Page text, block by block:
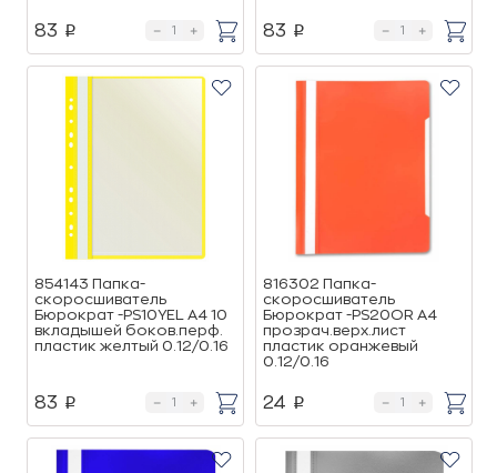
83 p 83 p
854143 Папка-
скоросшиватель
Бюрократ -PS10YEL A4 10
вкладышей боков.перф.
пластик желтый 0.12/0.16
83 p
816302 Папка-
скоросшиватель
Бюрократ -PS20OR A4
прозрач.верх.лист
пластик оранжевый
0.12/0.16
24 p